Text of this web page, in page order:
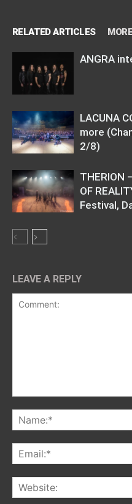
RELATED ARTICLES
ANGRA
LACUNA
more
2/8)
THERION
OF
Festival,
LEAVE A REPLY